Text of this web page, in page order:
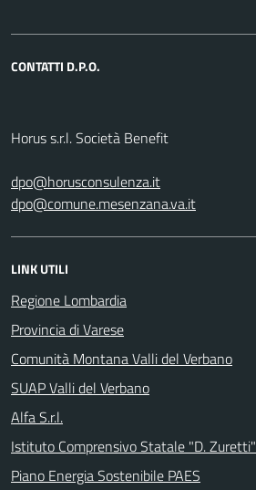
CONTATTI D.P.O.
Horus s.r.l. Società Benefit
dpo@horusconsulenza.it
dpo@comune.mesenzana.va.it
LINK UTILI
Regione Lombardia
Provincia di Varese
Comunità Montana Valli del Verbano
SUAP Valli del Verbano
Alfa S.r.l.
Istituto Comprensivo Statale "D. Zuretti"
Piano Energia Sostenibile PAES